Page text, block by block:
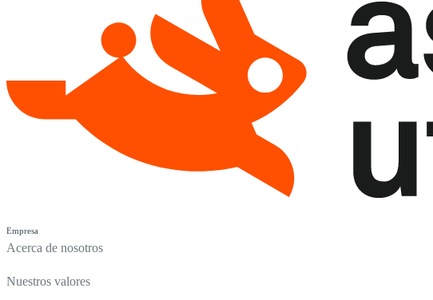
Empresa
Acerca de nosotros
Nuestros valores